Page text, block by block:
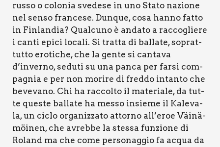
rus­so o colo­nia sve­de­se in uno Sta­to nazio­ne
nel sen­so fran­ce­se. Dun­que, cosa han­no fat­to
in Fin­lan­dia? Qual­cu­no è anda­to a rac­co­glie­re
i can­ti epi­ci loca­li. Si trat­ta di bal­la­te, soprat­
tut­to ero­ti­che, che la gen­te si can­ta­va
d’inverno, sedu­ti su una pan­ca per far­si com­
pa­gnia e per non mori­re di fred­do intan­to che
beve­va­no. Chi ha rac­col­to il mate­ria­le, da tut­
te que­ste bal­la­te ha mes­so insie­me il Kale­va­
la, un ciclo orga­niz­za­to attor­no all’eroe Väi­nä­
möi­nen, che avreb­be la stes­sa fun­zio­ne di
Roland ma che come per­so­nag­gio fa acqua da